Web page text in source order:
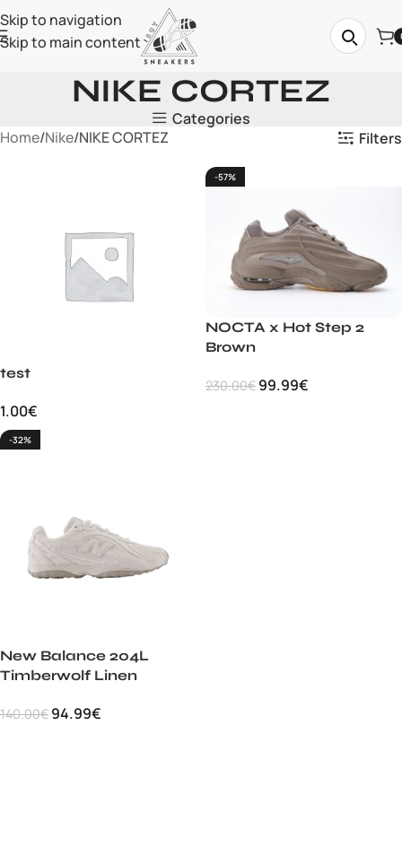
Skip to navigation
Skip to main content
NIKE CORTEZ
Categories
Home Nike NIKE CORTEZ Filters
test
1.00€
-57%
NOCTA x Hot Step 2
Brown
230.00€ 99.99€
-32%
New Balance 204L
Timberwolf Linen
140.00€ 94.99€